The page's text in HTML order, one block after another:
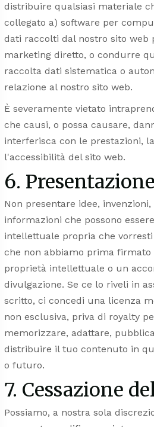
distribuire qualsiasi materiale
collegato a) software per
dati raccolti dal nostro sito web
marketing diretto, o condurre
raccolta dati sistematica o
relazione al nostro sito web.
È severamente vietato
che causi, o possa causare,
interferisca con le prestazioni,
l'accessibilità del sito web.
6.
Non presentare idee,
informazioni che possono
intellettuale propria che
che non abbiamo prima
proprietà intellettuale o un
divulgazione. Se ce lo riveli in
scritto, ci concedi una licenza
non esclusiva, priva di royalty
memorizzare, adattare,
distribuire il tuo contenuto in
o futuro.
7. Cessazione
Possiamo, a nostra sola